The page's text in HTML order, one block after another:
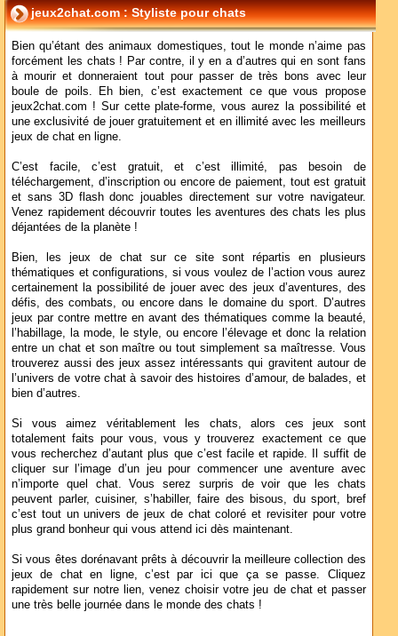
jeux2chat.com : Styliste pour chats
Bien qu’étant des animaux domestiques, tout le monde n’aime pas
forcément les chats ! Par contre, il y en a d’autres qui en sont fans
à mourir et donneraient tout pour passer de très bons avec leur
boule de poils. Eh bien, c’est exactement ce que vous propose
jeux2chat.com ! Sur cette plate-forme, vous aurez la possibilité et
une exclusivité de jouer gratuitement et en illimité avec les meilleurs
jeux de chat en ligne.
C’est facile, c’est gratuit, et c’est illimité, pas besoin de
téléchargement, d’inscription ou encore de paiement, tout est gratuit
et sans 3D flash donc jouables directement sur votre navigateur.
Venez rapidement découvrir toutes les aventures des chats les plus
déjantées de la planète !
Bien, les jeux de chat sur ce site sont répartis en plusieurs
thématiques et configurations, si vous voulez de l’action vous aurez
certainement la possibilité de jouer avec des jeux d’aventures, des
défis, des combats, ou encore dans le domaine du sport. D’autres
jeux par contre mettre en avant des thématiques comme la beauté,
l’habillage, la mode, le style, ou encore l’élevage et donc la relation
entre un chat et son maître ou tout simplement sa maîtresse. Vous
trouverez aussi des jeux assez intéressants qui gravitent autour de
l’univers de votre chat à savoir des histoires d’amour, de balades, et
bien d’autres.
Si vous aimez véritablement les chats, alors ces jeux sont
totalement faits pour vous, vous y trouverez exactement ce que
vous recherchez d’autant plus que c’est facile et rapide. Il suffit de
cliquer sur l’image d’un jeu pour commencer une aventure avec
n’importe quel chat. Vous serez surpris de voir que les chats
peuvent parler, cuisiner, s’habiller, faire des bisous, du sport, bref
c’est tout un univers de jeux de chat coloré et revisiter pour votre
plus grand bonheur qui vous attend ici dès maintenant.
Si vous êtes dorénavant prêts à découvrir la meilleure collection des
jeux de chat en ligne, c’est par ici que ça se passe. Cliquez
rapidement sur notre lien, venez choisir votre jeu de chat et passer
une très belle journée dans le monde des chats !